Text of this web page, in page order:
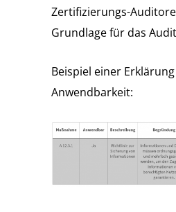
Zertifizierungs-
Grundlage für das
Beispiel einer
Anwendbarkeit: